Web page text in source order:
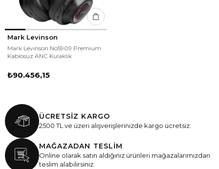
Mark Levinson
Mark Levinson No5909 Premium
Kablosuz ANC Kulaklık
₺90.456,15
ÜCRETSİZ KARGO
2500 TL ve üzeri alışverişlerinizde kargo ücretsiz.
MAĞAZADAN TESLİM
Online olarak satın aldığınız ürünleri mağazalarımızdan
teslim alabilirsiniz.